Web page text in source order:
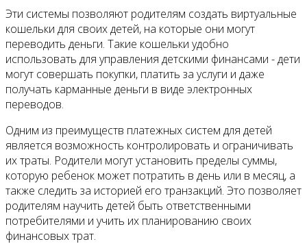
Эти системы позволяют родителям создать виртуальные
кошельки для своих детей, на которые они могут
переводить деньги. Такие кошельки удобно
использовать для управления детскими финансами - дети
могут совершать покупки, платить за услуги и даже
получать карманные деньги в виде электронных
переводов.
Одним из преимуществ платежных систем для детей
является возможность контролировать и ограничивать
их траты. Родители могут установить пределы суммы,
которую ребенок может потратить в день или в месяц, а
также следить за историей его транзакций. Это позволяет
родителям научить детей быть ответственными
потребителями и учить их планированию своих
финансовых трат.